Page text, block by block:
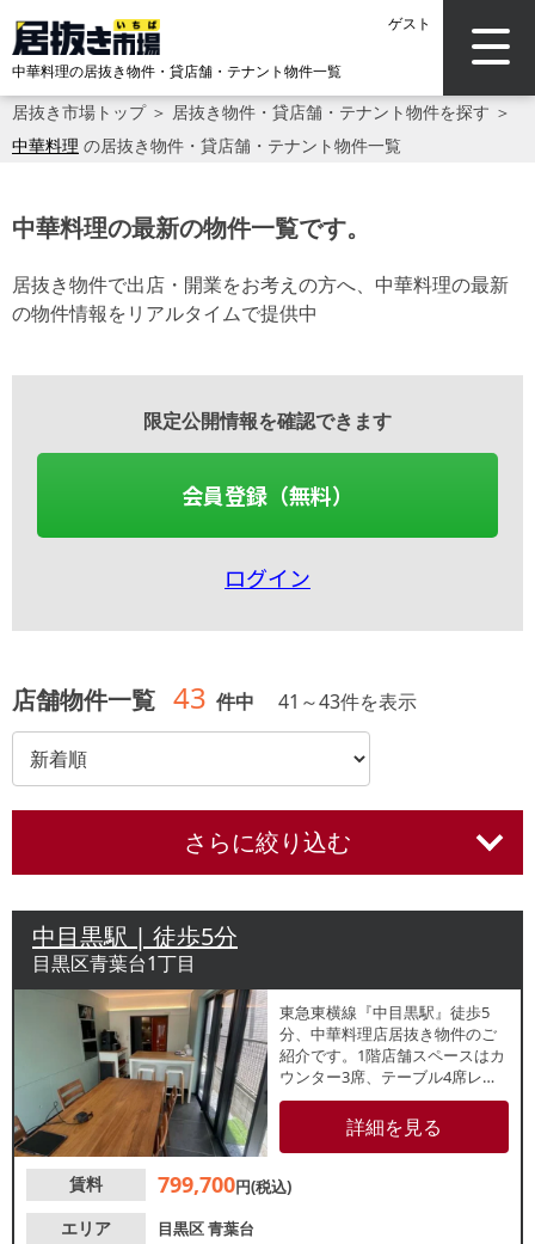
ゲスト
中華料理の居抜き物件・貸店舗・テナント物件一覧
居抜き市場トップ＞ 居抜き物件・貸店舗・テナント物件を探す ＞
中華料理 の居抜き物件・貸店舗・テナント物件一覧
中華料理の最新の物件一覧です。
居抜き物件で出店・開業をお考えの方へ、中華料理の最新
の物件情報をリアルタイムで提供中
限定公開情報を確認できます
会員登録（無料）
ログイン
店舗物件一覧 43 件中 41 ～43件を表示
さらに絞り込む
中目黒駅 | 徒歩5分
目黒区青葉台1丁目
東急東横線『中目黒駅』徒歩5
分、中華料理店居抜き物件のご
紹介です。1階店舗スペースはカ
ウンター3席、テーブル4席レイ
アウト。上階は住居仕様になっ
ております。目黒川至近の落ち
着いた立地で、隠れ家レストラ
もおしゃれなカフェやアパレル
詳細を見る
賃料 799,700円(税込)
エリア
目黒区青葉台